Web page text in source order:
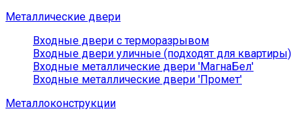
Металлические двери
Входные двери с терморазрывом
Входные двери уличные (подходят для квартиры)
Входные металлические двери 'МагнаБел'
Входные металлические двери 'Промет'
Металлоконструкции